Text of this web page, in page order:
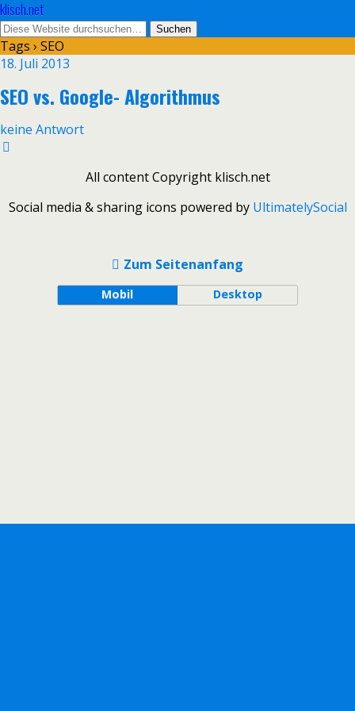
klisch.net
Tags › SEO
18. Juli 2013
SEO vs. Google- Algorithmus
keine Antwort
All content Copyright klisch.net
Social media & sharing icons powered by UltimatelySocial
Zum Seitenanfang
Mobil Desktop